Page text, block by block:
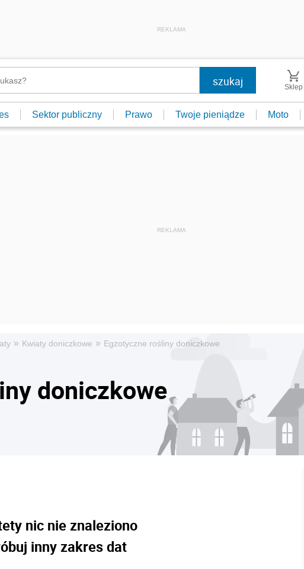
REKLAMA
Sklep
Sektor publiczny Prawo Twoje pieniądze Moto
» Kwiaty doniczkowe » Egzotyczne rośliny doniczkowe
doniczkowe
nic nie znaleziono
inny zakres dat